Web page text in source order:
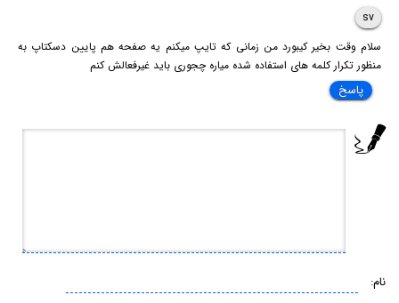
sv
سلام وقت بخیر کیبورد من زمانی که تایپ میکنم یه صفحه هم پایین دسکتاپ به
منظور تکرار کلمه های استفاده شده میاره چجوری باید غیرفعالش کنم
پاسخ
نام: